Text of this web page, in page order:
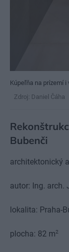
Kúpeľňa na prízemí
Zdroj: Daniel Čáha
Bubenči
architektonický
autor: Ing. arch.
lokalita: Praha-
plocha: 82 m2